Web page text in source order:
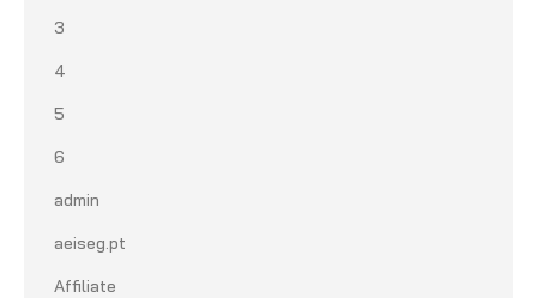
3
4
5
6
admin
aeiseg.pt
Affiliate